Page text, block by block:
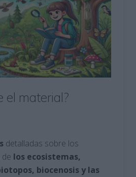
el material?
detalladas sobre los
los ecosistemas,
biocenosis y las